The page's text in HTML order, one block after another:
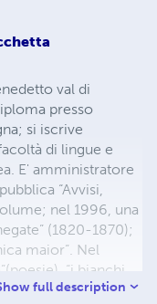
val di
presso
si iscrive
di lingue e
E' amministratore
“Avvisi,
nel 1996, una
(1820-1870);
maior”. Nel
“i bianchi
sonofull description